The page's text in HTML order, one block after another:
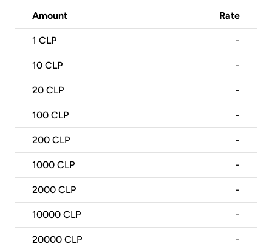
Amount Rate
1 CLP -
10 CLP -
20 CLP -
100 CLP -
200 CLP -
1000 CLP -
2000 CLP -
10000 CLP -
20000 CLP -